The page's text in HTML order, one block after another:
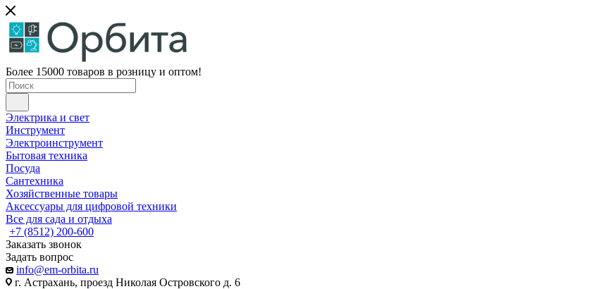
Более 15000 товаров в розницу и оптом!
Электрика и свет
Инструмент
Электроинструмент
Бытовая техника
Посуда
Сантехника
Хозяйственные товары
Аксессуары для цифровой техники
Все для сада и отдыха
+7 (8512) 200-600
Заказать звонок
Задать вопрос
info@em-orbita.ru
г. Астрахань, проезд Николая Островского д. 6